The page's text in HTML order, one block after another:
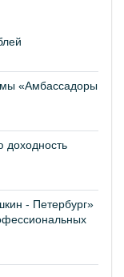
«Амбассадоры
доходность
- Петербург»